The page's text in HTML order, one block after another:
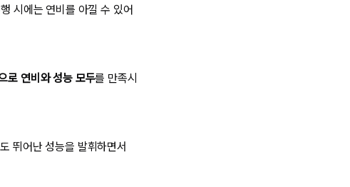
시에는 연비를 아낄 수 있어
로 연비와 성능 모두를 만족시
뛰어난 성능을 발휘하면서